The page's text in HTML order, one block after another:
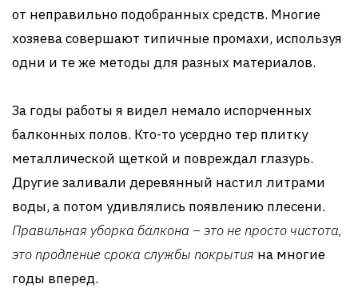
от неправильно подобранных средств. Многие
хозяева совершают типичные промахи, используя
одни и те же методы для разных материалов.
За годы работы я видел немало испорченных
балконных полов. Кто-то усердно тер плитку
металлической щеткой и повреждал глазурь.
Другие заливали деревянный настил литрами
воды, а потом удивлялись появлению плесени.
Правильная уборка балкона – это не просто чистота,
это продление срока службы покрытия на многие
годы вперед.